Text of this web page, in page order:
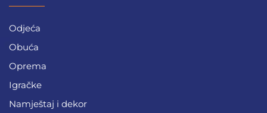
Odjeća
Obuća
Oprema
Igračke
Namještaj i dekor